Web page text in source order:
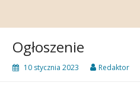
Ogłoszenie
10 stycznia 2023 Redaktor